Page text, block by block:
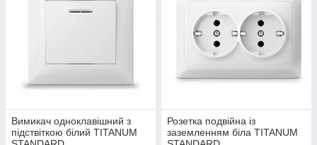
Вимикач одноклавішний з
підствіткою білий TITANUM
Розетка подвійна із
заземленням біла TITANUM